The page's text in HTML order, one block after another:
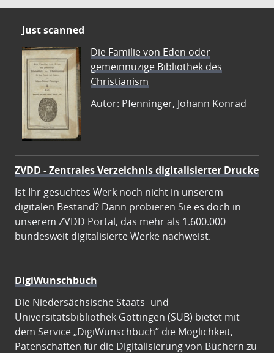
Just scanned
Die Familie von Eden oder
gemeinnüzige Bibliothek des
Christianism
Autor: Pfenninger, Johann Konrad
ZVDD - Zentrales Verzeichnis digitalisierter Drucke
Ist Ihr gesuchtes Werk noch nicht in unserem
digitalen Bestand? Dann probieren Sie es doch in
unserem ZVDD Portal, das mehr als 1.600.000
bundesweit digitalisierte Werke nachweist.
DigiWunschbuch
Die Niedersächsische Staats- und
Universitätsbibliothek Göttingen (SUB) bietet mit
dem Service „DigiWunschbuch” die Möglichkeit,
Patenschaften für die Digitalisierung von Büchern zu